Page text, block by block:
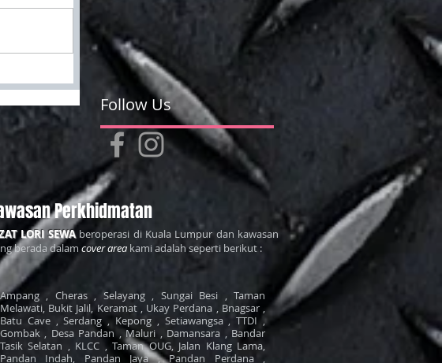
Follow Us
LORI SEWAberoperasi di Kuala Lumpur dan kawasan
berada dalam cover area kami adalah seperti berikut :
Perkhidmatan
Ampang , Cheras , Selayang , Sungai Besi , Taman
Melawati, Bukit Jalil, Keramat , Ukay Perdana , Bnagsar ,
Batu Cave , Serdang , Kepong , Setiawangsa , TTDI ,
Gombak , Desa Pandan , Maluri , Damansara , Bandar
Tasik Selatan , KLCC , Taman OUG, Jalan Klang Lama,
Pandan Indah, Pandan Jaya , Pandan Perdana ,